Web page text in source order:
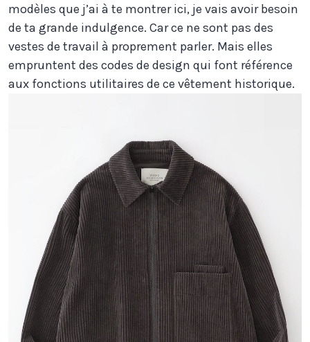
modèles que j’ai à te montrer ici, je vais avoir besoin
de ta grande indulgence. Car ce ne sont pas des
vestes de travail à proprement parler. Mais elles
empruntent des codes de design qui font référence
aux fonctions utilitaires de ce vêtement historique.